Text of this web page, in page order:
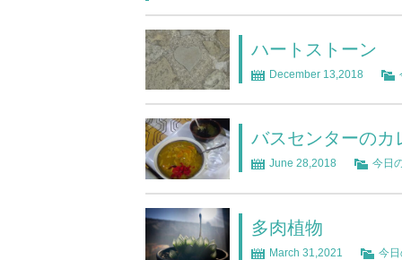
ハートストーン
December 13,2018
バスセンターのカ
June 28,2018 今日
多肉植物
March 31,2021 今